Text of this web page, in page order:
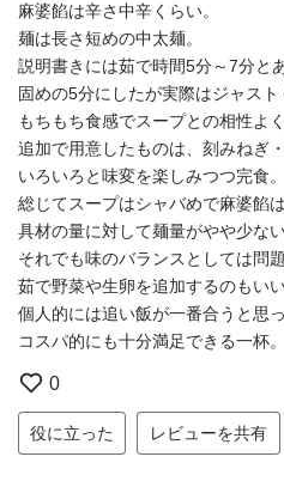
麻婆餡は辛さ中辛くらい。
麺は長さ短めの中太麺。
説明書きには茹で時間5分～7分とあ
固めの5分にしたが実際はジャスト
もちもち食感でスープとの相性よ
追加で用意したものは、刻みねぎ
いろいろと味変を楽しみつつ完食。
総じてスープはシャバめで麻婆餡は
具材の量に対して麺量がやや少ない
それでも味のバランスとしては問題
茹で野菜や生卵を追加するのもいい
個人的には追い飯が一番合うと思っ
コスパ的にも十分満足できる一杯。
0
役に立った レビューを共有